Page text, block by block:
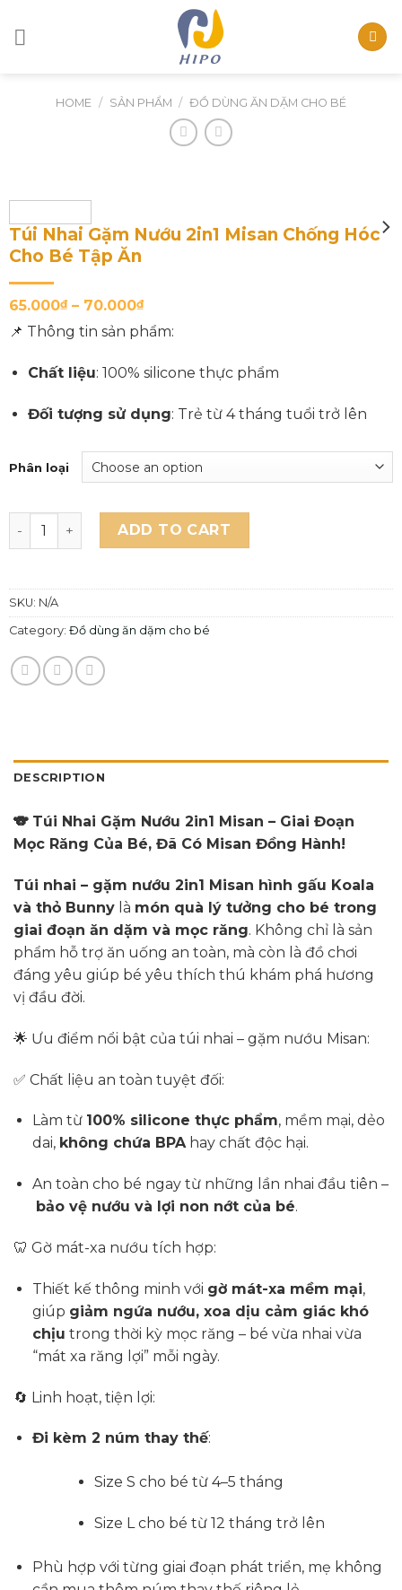
HOME / SẢN PHẨM / ĐỒ DÙNG ĂN DẶM CHO BÉ
Túi Nhai Gặm Nướu 2in1 Misan Chống Hóc
Cho Bé Tập Ăn
65.000₫– 70.000₫
📌 Thông tin sản phẩm:
Chất liệu: 100% silicone thực phẩm
Đối tượng sử dụng: Trẻ từ 4 tháng tuổi trở lên
Phân loại
Túi Nhai Gặm Nướu 2in1 Misan Chống Hóc Cho Bé Tập
ADD TO CART
SKU: N/A
Category: Đồ dùng ăn dặm cho bé
DESCRIPTION
🐨 Túi Nhai Gặm Nướu 2in1 Misan – Giai Đoạn
Mọc Răng Của Bé, Đã Có Misan Đồng Hành!
Túi nhai – gặm nướu 2in1 Misan hình gấu Koala
và thỏ Bunny là món quà lý tưởng cho bé trong
giai đoạn ăn dặm và mọc răng. Không chỉ là sản
phẩm hỗ trợ ăn uống an toàn, mà còn là đồ chơi
đáng yêu giúp bé yêu thích thú khám phá hương
vị đầu đời.
🌟 Ưu điểm nổi bật của túi nhai – gặm nướu Misan:
✅ Chất liệu an toàn tuyệt đối:
Làm từ 100% silicone thực phẩm, mềm mại, dẻo
dai, không chứa BPAhay chất độc hại.
An toàn cho bé ngay từ những lần nhai đầu tiên –
bảo vệ nướu và lợi non nớt của bé.
🦷 Gờ mát-xa nướu tích hợp:
Thiết kế thông minh với gờ mát-xa mềm mại,
giúp giảm ngứa nướu, xoa dịu cảm giác khó
chịu trong thời kỳ mọc răng – bé vừa nhai vừa
“mát xa răng lợi” mỗi ngày.
🔄 Linh hoạt, tiện lợi:
Đi kèm 2 núm thay thế:
Size S cho bé từ 4–5 tháng
Size L cho bé từ 12 tháng trở lên
Phù hợp với từng giai đoạn phát triển, mẹ không